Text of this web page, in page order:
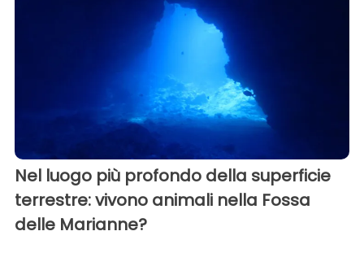
Nel luogo più profondo della superficie
terrestre: vivono animali nella Fossa
delle Marianne?